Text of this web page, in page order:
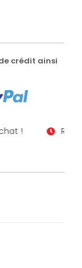
crédit ainsi
!